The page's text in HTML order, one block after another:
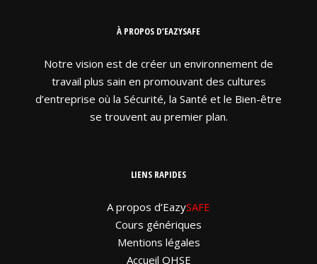
À PROPOS D’EAZYSAFE
Notre vision est de créer un environnement de
travail plus sain en promouvant des cultures
d’entreprise où la Sécurité, la Santé et le Bien-être
se trouvent au premier plan.
LIENS RAPIDES
A propos d’EazySAFE
Cours génériques
Mentions légales
Accueil QHSE